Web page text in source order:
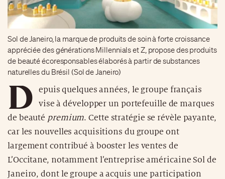
Sol de Janeiro, la marque de produits de soin à forte croissance
appréciée des générations Millennials et Z, propose des produits
de beauté écoresponsables élaborés à partir de substances
naturelles du Brésil (Sol de Janeiro)
D
epuis quelques années, le groupe français
vise à développer un portefeuille de marques
de beauté premium. Cette stratégie se révèle payante,
car les nouvelles acquisitions du groupe ont
largement contribué à booster les ventes de
L’Occitane, notamment l’entreprise américaine Sol de
Janeiro, dont le groupe a acquis une participation